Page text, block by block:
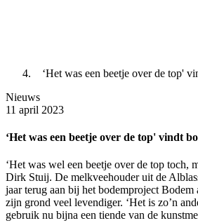
‘Het was een beetje over de top'
Nieuws
11 april 2023
‘Het was een beetje over de top' vindt
‘Het was wel een beetje over de top toch,
Dirk Stuij. De melkveehouder uit de
jaar terug aan bij het bodemproject Bodem
zijn grond veel levendiger. ‘Het is zo’n
gebruik nu bijna een tiende van de